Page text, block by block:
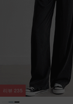
리뷰 235